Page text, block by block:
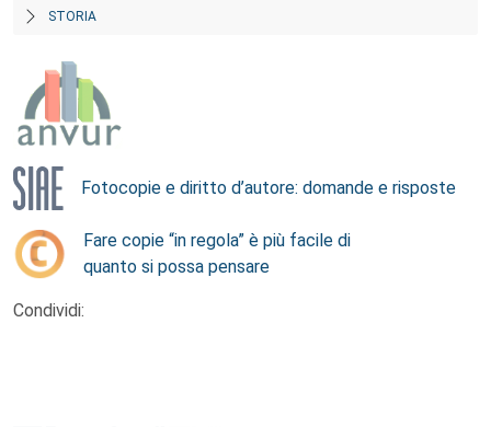
STORIA
Fotocopie e diritto d’autore: domande e risposte
Fare copie “in regola” è più facile di
quanto si possa pensare
Condividi: